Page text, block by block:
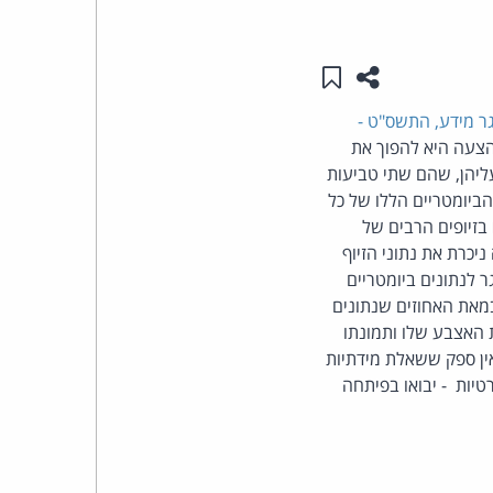
שתפו עמוד זה
שמור ב"תכנים שלי"
מידע, התשס"ט -
היא להפוך את
שהם שתי טביעות
הללו של כל
הרבים של
את נתוני הזיוף
ביומטריים
האחוזים שנתונים
האצבע שלו ותמונתו
ספק ששאלת מידתיות
- יבואו בפיתחה